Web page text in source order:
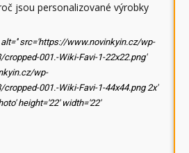
jsou personalizované výrobky
src='https://www.novinkyin.cz/wp-
001.-Wiki-Favi-1-22x22.png'
wp-
001.-Wiki-Favi-1-44x44.png 2x'
height='22' width='22'